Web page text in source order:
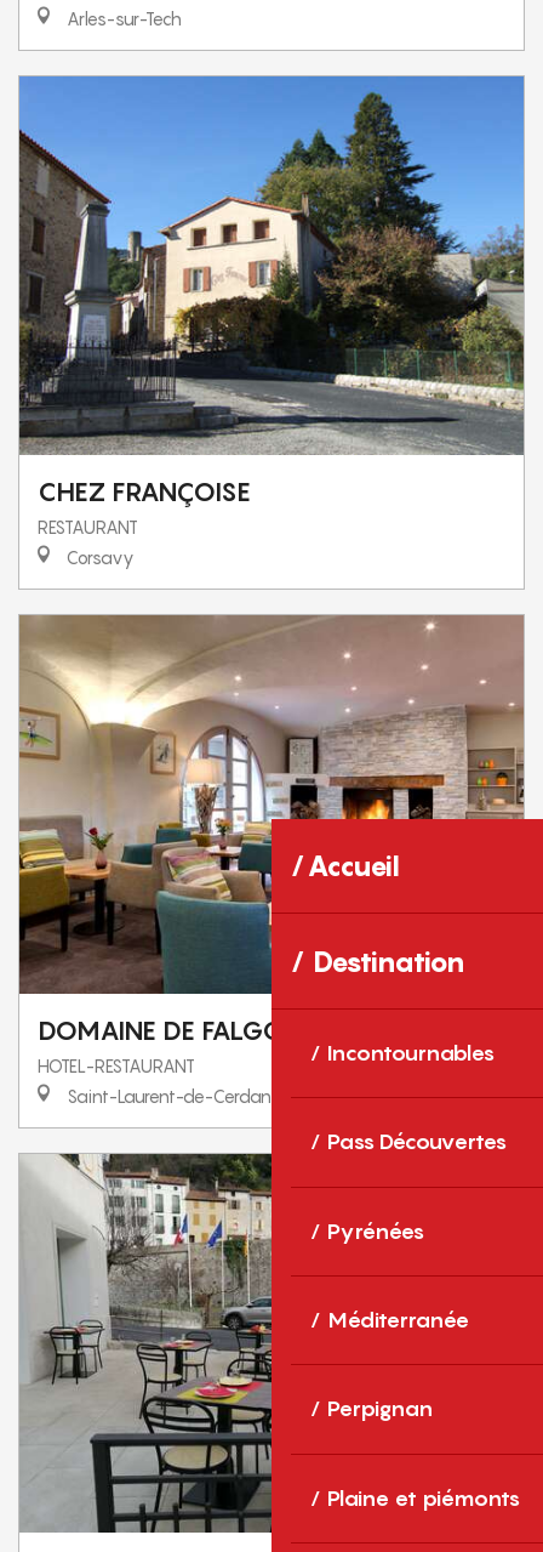
Accueil
Destination
Incontournables
Pass Découvertes
Pyrénées
Méditerranée
Perpignan
Plaine et piémonts
Arles-sur-Tech
CHEZ FRANÇOISE
RESTAURANT
Corsavy
DOMAINE DE FALGOS
HOTEL-RESTAURANT
Saint-Laurent-de-Cerdans